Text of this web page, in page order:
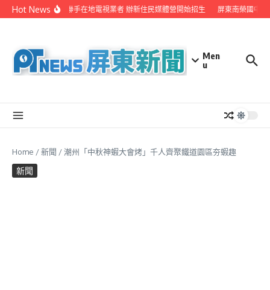
Skip to content
Hot News屏縣府聯手在地電視業者 辦新住民媒體營開始招生 屏東南榮國中
Men
u
Home /新聞 /潮州「中秋神蝦大會烤」千人齊聚鐵道園區夯蝦趣
新聞